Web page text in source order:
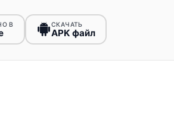
В СКАЧАТЬ
APK файл